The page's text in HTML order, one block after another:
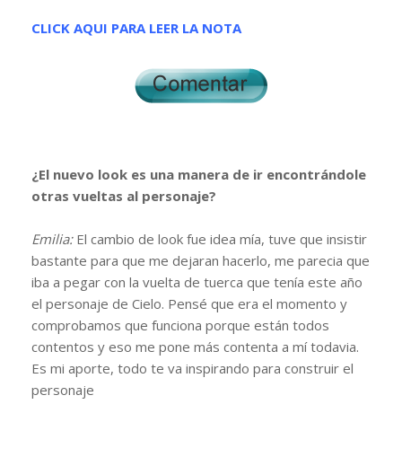
CLICK AQUI PARA LEER LA NOTA
¿El nuevo look es una manera de ir encontrándole
otras vueltas al personaje?
Emilia:El cambio de look fue idea mía, tuve que insistir
bastante para que me dejaran hacerlo, me parecia que
iba a pegar con la vuelta de tuerca que tenía este año
el personaje de Cielo. Pensé que era el momento y
comprobamos que funciona porque están todos
contentos y eso me pone más contenta a mí todavia.
Es mi aporte, todo te va inspirando para construir el
personaje